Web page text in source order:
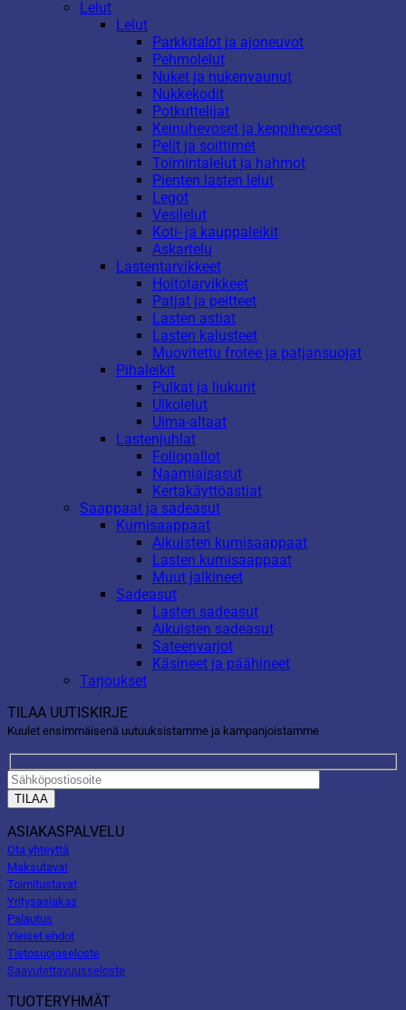
Lelut
Lelut
Parkkitalot ja ajoneuvot
Pehmolelut
Nuket ja nukenvaunut
Nukkekodit
Potkuttelijat
Keinuhevoset ja keppihevoset
Pelit ja soittimet
Toimintalelut ja hahmot
Pienten lasten lelut
Legot
Vesilelut
Koti- ja kauppaleikit
Askartelu
Lastentarvikkeet
Hoitotarvikkeet
Patjat ja peitteet
Lasten astiat
Lasten kalusteet
Muovitettu frotee ja patjansuojat
Pihaleikit
Pulkat ja liukurit
Ulkolelut
Uima-altaat
Lastenjuhlat
Foliopallot
Naamiaisasut
Kertakäyttöastiat
Saappaat ja sadeasut
Kumisaappaat
Aikuisten kumisaappaat
Lasten kumisaappaat
Muut jalkineet
Sadeasut
Lasten sadeasut
Aikuisten sadeasut
Sateenvarjot
Käsineet ja päähineet
Tarjoukset
TILAA UUTISKIRJE
Kuulet ensimmäisenä uutuuksistamme ja kampanjoistamme
ASIAKASPALVELU
Ota yhteyttä
Maksutavat
Toimitustavat
Yritysasiakas
Palautus
Yleiset ehdot
Tietosuojaseloste
Saavutettavuusseloste
TUOTERYHMÄT